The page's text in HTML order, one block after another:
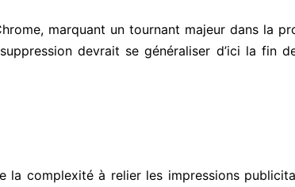
marquant un tournant majeur dans la
devrait se généraliser d’ici la fin
complexité à relier les impressions